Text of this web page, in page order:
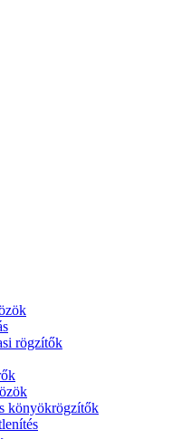
rögzítők
könyökrögzítők